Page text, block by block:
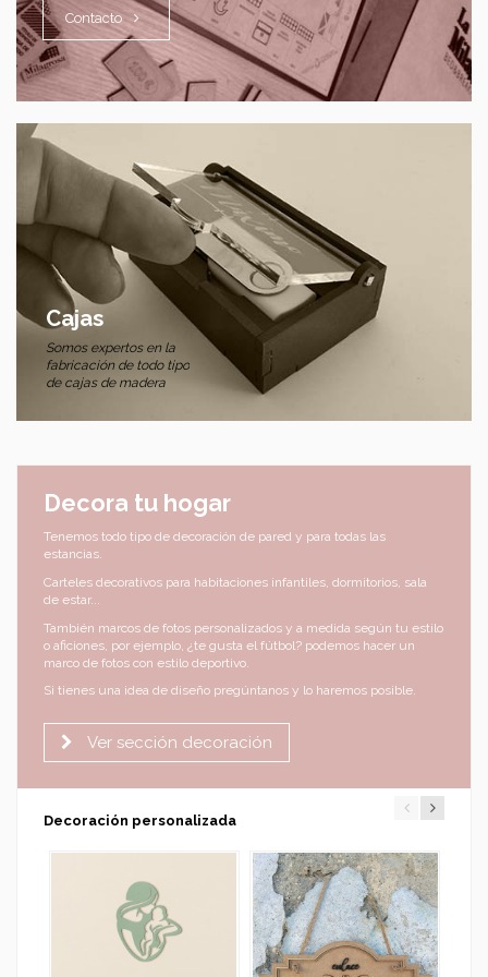
Contacto
Cajas
Somos expertos en la
fabricación de todo tipo
de cajas de madera
Decora tu hogar
Tenemos todo tipo de decoración de pared y para todas las
estancias.
Carteles decorativos para habitaciones infantiles, dormitorios, sala
de estar...
También marcos de fotos personalizados y a medida según tu estilo
o aficiones, por ejemplo, ¿te gusta el fútbol? podemos hacer un
marco de fotos con estilo deportivo.
Si tienes una idea de diseño pregúntanos y lo haremos posible.
Ver sección decoración
Decoración personalizada